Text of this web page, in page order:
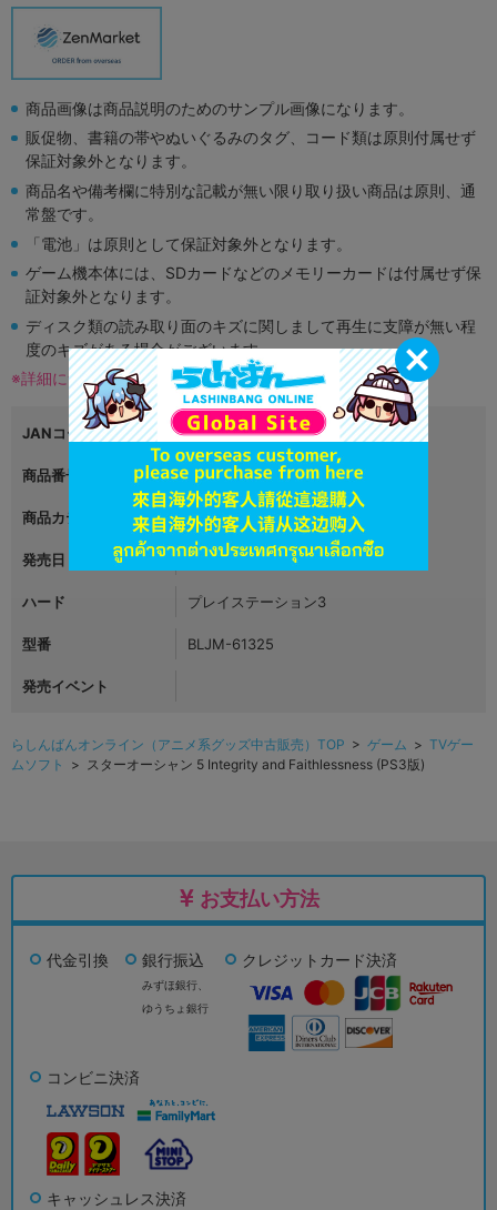
商品画像は商品説明のためのサンプル画像になります。
販促物、書籍の帯やぬいぐるみのタグ、コード類は原則付属せず
保証対象外となります。
商品名や備考欄に特別な記載が無い限り取り扱い商品は原則、通
常盤です。
「電池」は原則として保証対象外となります。
ゲーム機本体には、SDカードなどのメモリーカードは付属せず保
証対象外となります。
ディスク類の読み取り面のキズに関しまして再生に支障が無い程
度のキズがある場合がございます。
※詳細につきましてはコチラ
JANコード 4988601009324
商品番号 L00990294
商品カテゴリ ゲーム
発売日 2016年04月28日
ハード プレイステーション3
型番 BLJM-61325
発売イベント
らしんばんオンライン（アニメ系グッズ中古販売）TOP > ゲーム > TVゲー
ムソフト
> スターオーシャン 5 Integrity and Faithlessness (PS3版)
お支払い方法
代金引換 銀行振込
みずほ銀行、
ゆうちょ銀行
クレジットカード決済
コンビニ決済
キャッシュレス決済